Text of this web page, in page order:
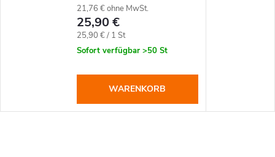
21,76 € ohne MwSt.
25,90 €
Verkaufspreis:
25,90 € / 1 St
Sofort verfügbar >50 St
WARENKORB